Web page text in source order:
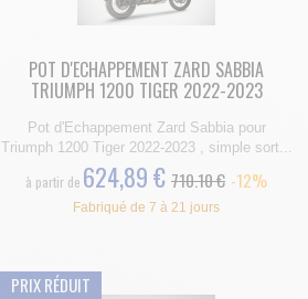
POT D'ECHAPPEMENT ZARD SABBIA
TRIUMPH 1200 TIGER 2022-2023
Pot d'Echappement Zard Sabbia pour
Triumph 1200 Tiger 2022-2023 , simple sort...
à partir de 624,89 € 710.10 € -12%
Fabriqué de 7 à 21 jours
PRIX RÉDUIT